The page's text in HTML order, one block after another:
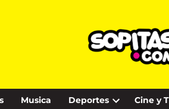
Musica Deportes Cine y